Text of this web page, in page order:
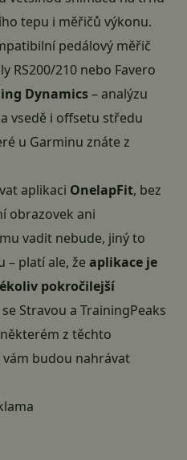
tepu i měřičů výkonu.
pedálový měřič
RS200/210 nebo Favero
Dynamics– analýzu
vsedě i offsetu středu
u Garminu znáte z
aplikaci OnelapFit, bez
obrazovek ani
vadit nebude, jiný to
– platí ale, žeaplikace je
pokročilejší
Stravou a TrainingPeaks
z těchto
vám budou nahrávat